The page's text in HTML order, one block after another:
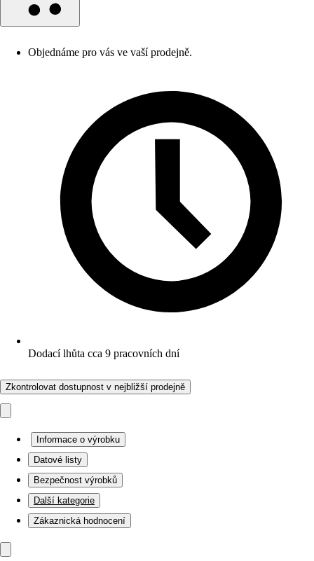
Objednáme pro vás ve vaší prodejně.
Dodací lhůta cca 9 pracovních dní
Zkontrolovat dostupnost v nejbližší prodejně
Informace o výrobku
Datové listy
Bezpečnost výrobků
Další kategorie
Zákaznická hodnocení